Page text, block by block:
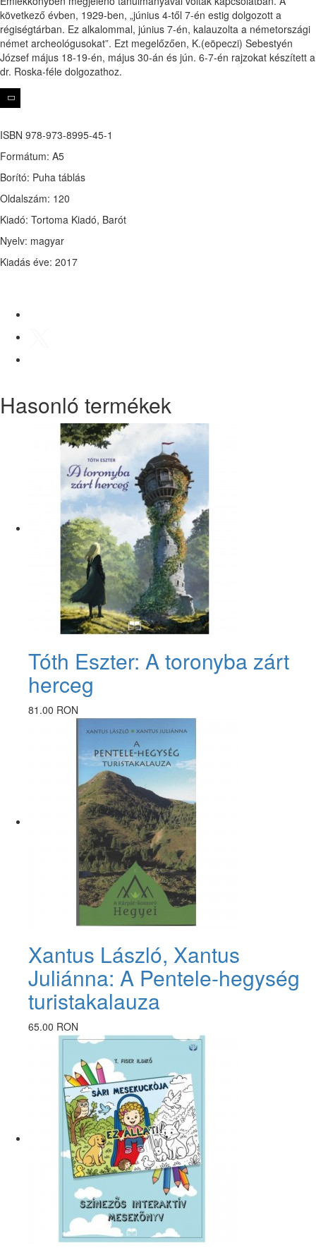
következő évben, 1929-ben, „június 4-től 7-én estig dolgozott a
régiségtárban. Ez alkalommal, június 7-én, kalauzolta a németországi
német archeológusokat”. Ezt megelőzően, K.(eöpeczi) Sebestyén
József május 18-19-én, május 30-án és jún. 6-7-én rajzokat készített a
dr. Roska-féle dolgozathoz.
ISBN 978-973-8995-45-1
Formátum: A5
Borító: Puha táblás
Oldalszám: 120
Kiadó: Tortoma Kiadó, Barót
Nyelv: magyar
Kiadás éve: 2017
Hasonló termékek
Tóth Eszter: A toronyba zárt
herceg
81.00 RON
Xantus László, Xantus
Juliánna: A Pentele-hegység
turistakalauza
65.00 RON